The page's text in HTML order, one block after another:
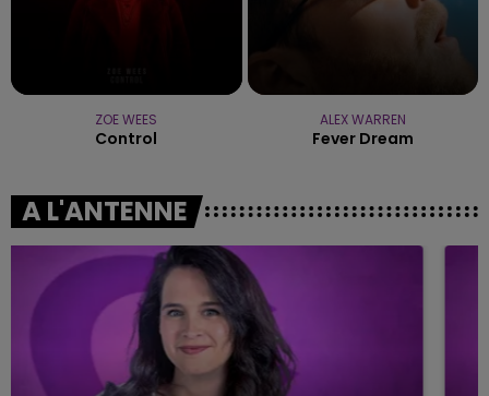
ZOE WEES
Control
ALEX WARREN
Fever Dream
A L'ANTENNE